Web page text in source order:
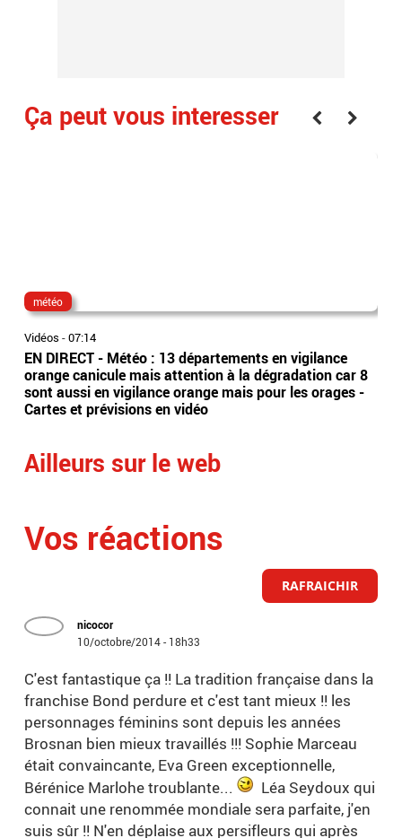
Ça peut vous interesser
météo
Vidéos -07:14
EN DIRECT - Météo : 13 départements en vigilance
orange canicule mais attention à la dégradation car 8
sont aussi en vigilance orange mais pour les orages -
Cartes et prévisions en vidéo
Ailleurs sur le web
Vos réactions
RAFRAICHIR
nicocor
10/octobre/2014 - 18h33
C'est fantastique ça !! La tradition française dans la
franchise Bond perdure et c'est tant mieux !! les
personnages féminins sont depuis les années
Brosnan bien mieux travaillés !!! Sophie Marceau
était convaincante, Eva Green exceptionnelle,
Bérénice Marlohe troublante...
Léa Seydoux qui
connait une renommée mondiale sera parfaite, j'en
suis sûr !! N'en déplaise aux persifleurs qui après